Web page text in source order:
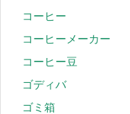
コーヒー
コーヒーメーカー
コーヒー豆
ゴディバ
ゴミ箱